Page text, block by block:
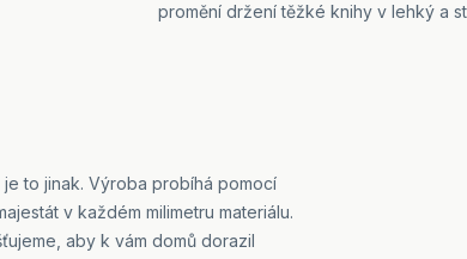
promění držení těžké knihy v lehký a
to jinak. Výroba probíhá pomocí
v každém milimetru materiálu.
aby k vám domů dorazil